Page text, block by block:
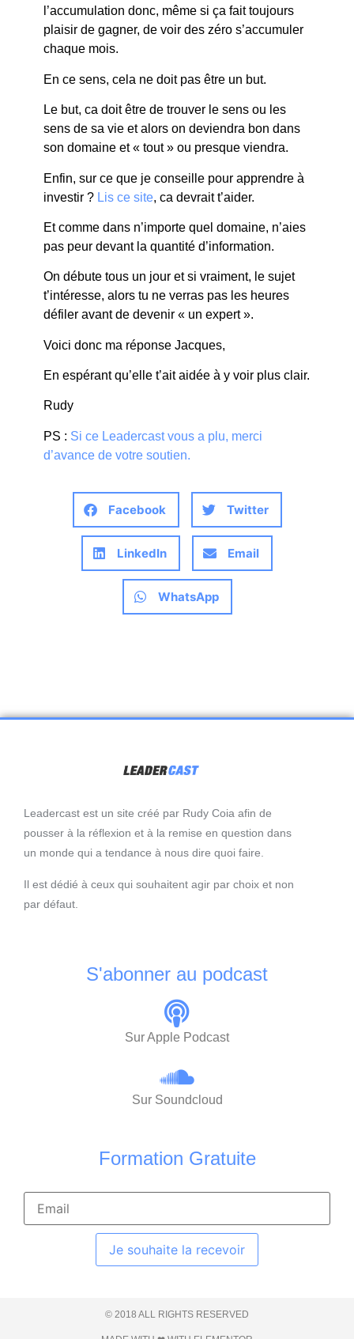
l’accumulation donc, même si ça fait toujours
plaisir de gagner, de voir des zéro s’accumuler
chaque mois.
En ce sens, cela ne doit pas être un but.
Le but, ca doit être de trouver le sens ou les
sens de sa vie et alors on deviendra bon dans
son domaine et « tout » ou presque viendra.
Enfin, sur ce que je conseille pour apprendre à
investir ? Lis ce site, ca devrait t’aider.
Et comme dans n’importe quel domaine, n’aies
pas peur devant la quantité d’information.
On débute tous un jour et si vraiment, le sujet
t’intéresse, alors tu ne verras pas les heures
défiler avant de devenir « un expert ».
Voici donc ma réponse Jacques,
En espérant qu’elle t’ait aidée à y voir plus clair.
Rudy
PS : Si ce Leadercast vous a plu, merci
d’avance de votre soutien.
Facebook Twitter
LinkedIn Email
WhatsApp
Leadercast est un site créé par Rudy Coia afin de
pousser à la réflexion et à la remise en question dans
un monde qui a tendance à nous dire quoi faire.
Il est dédié à ceux qui souhaitent agir par choix et non
par défaut.
S'abonner au podcast
Sur Apple Podcast
Sur Soundcloud
Formation Gratuite
Je souhaite la recevoir
© 2018 ALL RIGHTS RESERVED​